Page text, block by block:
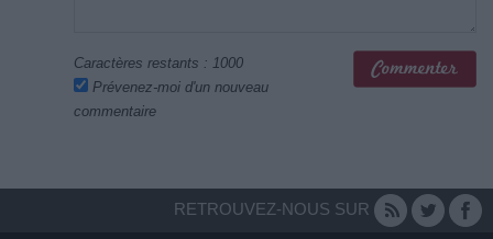
Caractères restants : 1000
Prévenez-moi d'un nouveau
commentaire
RETROUVEZ-NOUS SUR